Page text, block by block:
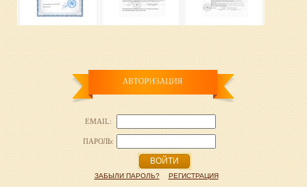
EMAIL:
ПАРОЛЬ:
ВОЙТИ
ЗАБЫЛИ ПАРОЛЬ? РЕГИСТРАЦИЯ